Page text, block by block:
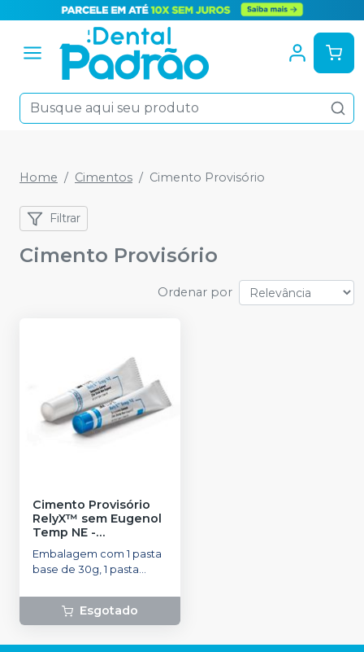
Home Cimentos Cimento Provisório
Filtrar
Cimento Provisório
Ordenar por
Cimento Provisório
RelyX™ sem Eugenol
Temp NE -
SOLVENTUM
Embalagem com 1 pasta
base de 30g, 1 pasta
bloco de espatulação.
Esgotado